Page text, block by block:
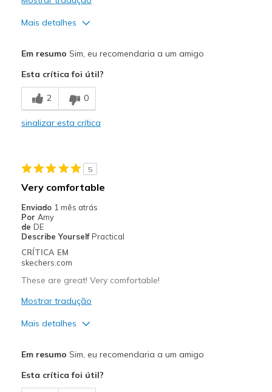
Mais detalhes
Breathe Well
Comfortable
Width
Sizing
Feels true to size
View On Shoes
Em resumo Sim, eu recomendaria a um amigo
Esta crítica foi útil?
2 0
sinalizar esta crítica
5
Very comfortable
Enviado 1 mês atrás
Por Amy
de DE
Describe Yourself Practical
CRÍTICA EM
skechers.com
These are great! Very comfortable!
Mostrar tradução
Mais detalhes
Comfortable
Em resumo Sim, eu recomendaria a um amigo
Esta crítica foi útil?